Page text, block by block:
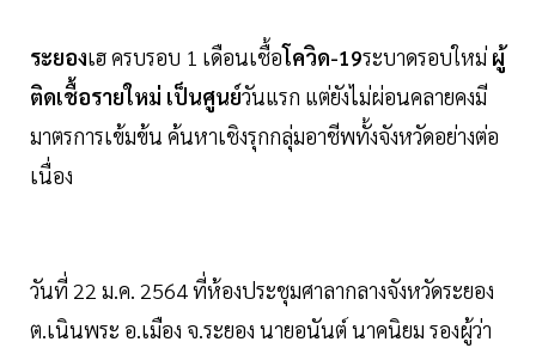
ระยองเฮ ครบรอบ 1 เดือนเชื้อโควิด-19ระบาดรอบใหม่ ผู้
ติดเชื้อรายใหม่ เป็นศูนย์วันแรก แต่ยังไม่ผ่อนคลายคงมี
มาตรการเข้มข้น ค้นหาเชิงรุกกลุ่มอาชีพทั้งจังหวัดอย่างต่อ
เนื่อง
วันที่ 22 ม.ค. 2564 ที่ห้องประชุมศาลากลางจังหวัดระยอง
ต.เนินพระ อ.เมือง จ.ระยอง นายอนันต์ นาคนิยม รองผู้ว่า